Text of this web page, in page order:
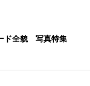
ド全貌 写真特集